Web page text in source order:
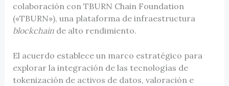
colaboración con TBURN Chain Foundation
(«TBURN»), una plataforma de infraestructura
blockchain de alto rendimiento.
El acuerdo establece un marco estratégico para
explorar la integración de las tecnologías de
tokenización de activos de datos, valoración e